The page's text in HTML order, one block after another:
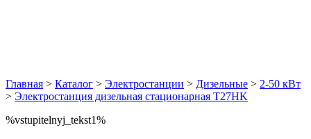
Главная > Каталог > Электростанции > Дизельные > 2-50 кВт
> Электростанция дизельная стационарная Т27HK
%vstupitelnyj_tekst1%